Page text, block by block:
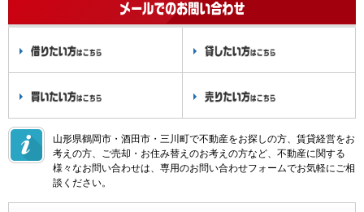
山形県鶴岡市・酒田市・三川町で不動産をお探しの方、賃貸経営をお
考えの方、ご売却・お住み替えのお考えの方など、不動産に関する
様々なお問い合わせは、専用のお問い合わせフォームでお気軽にご相
談ください。